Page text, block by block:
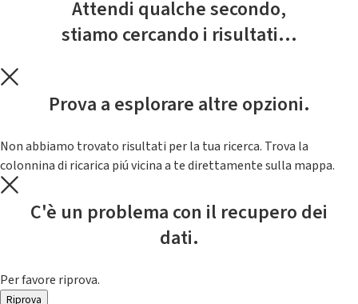
Attendi qualche secondo,
stiamo cercando i risultati...
Prova a esplorare altre opzioni.
Non abbiamo trovato risultati per la tua ricerca. Trova la
colonnina di ricarica piú vicina a te direttamente sulla mappa.
C'è un problema con il recupero dei
dati.
Per favore riprova.
Riprova